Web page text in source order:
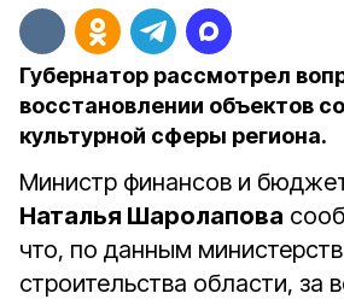
Губернатор рассмотрел
восстановлении объектов
культурной сферы региона.
Министр финансов и
Наталья Шаролапова
что, по данным
строительства области, за